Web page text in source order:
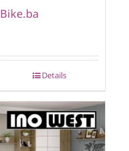
Bike.ba
Details